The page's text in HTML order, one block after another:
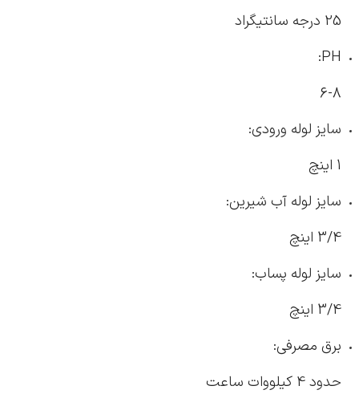
25 درجه سانتیگراد
PH:
6-8
سایز لوله ورودی:
1 اینچ
سایز لوله آب شیرین:
3/4 اینچ
سایز لوله پساب:
3/4 اینچ
برق مصرفی:
حدود 4 کیلووات ساعت